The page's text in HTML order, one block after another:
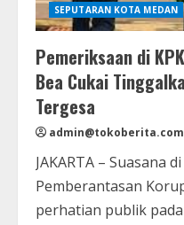
SEPUTARAN KOTA MEDAN
Pemeriksaan di
Bea Cukai
Tergesa
admin@tokoberita.com
JAKARTA – Suasana
Pemberantasan
perhatian publik pada